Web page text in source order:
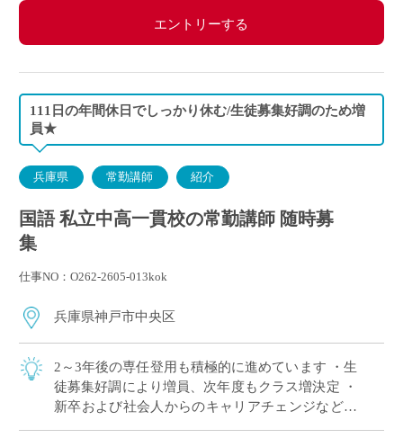
エントリーする
111日の年間休日でしっかり休む/生徒募集好調のため増
員★
兵庫県 常勤講師 紹介
国語 私立中高一貫校の常勤講師 随時募
集
仕事NO：O262-2605-013kok
兵庫県神戸市中央区
2～3年後の専任登用も積極的に進めています ・生
徒募集好調により増員、次年度もクラス増決定 ・
新卒および社会人からのキャリアチェンジなど未